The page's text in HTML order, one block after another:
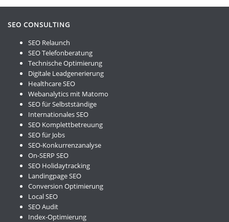
SEO CONSULTING
SEO Relaunch
SEO Telefonberatung
Technische Optimierung
Digitale Leadgenerierung
Healthcare SEO
Webanalytics mit Matomo
SEO für Selbstständige
Internationales SEO
SEO Komplettbetreuung
SEO für Jobs
SEO-Konkurrenzanalyse
On-SERP SEO
SEO Holidaytracking
Landingpage SEO
Conversion Optimierung
Local SEO
SEO Audit
Index-Optimierung